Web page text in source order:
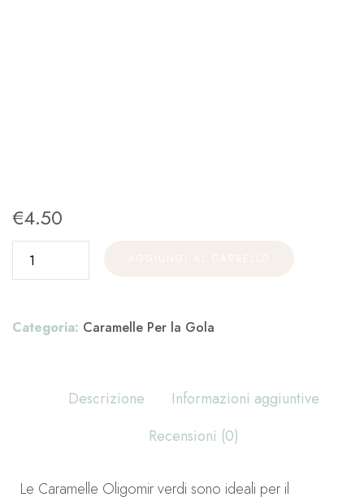
€4.50
Categoria: Caramelle Per la Gola
Descrizione
Informazioni aggiuntive
Recensioni (0)
Le Caramelle Oligomir verdi sono ideali per il